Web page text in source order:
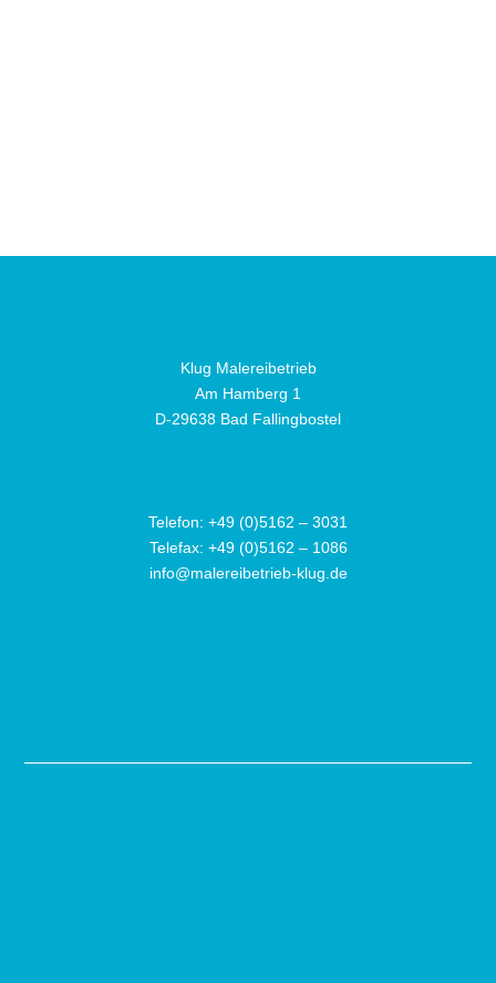
Klug Malereibetrieb
Am Hamberg 1
D-29638 Bad Fallingbostel
Telefon: +49 (0)5162 – 3031
Telefax: +49 (0)5162 – 1086
info@malereibetrieb-klug.de